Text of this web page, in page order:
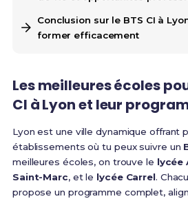
Conclusion sur le BTS CI à
former efficacement
Les meilleures écoles
CI à Lyon et leur
Lyon est une ville dynamique offrant
établissements où tu peux suivre un
meilleures écoles, on trouve le lycée
Saint-Marc, et le lycée Carrel.
propose un programme complet,